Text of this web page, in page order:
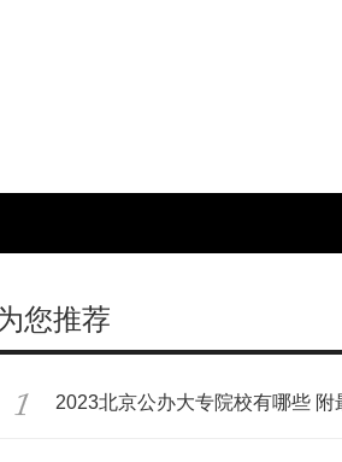
您推荐
2023北京公办大专院校有哪些 附